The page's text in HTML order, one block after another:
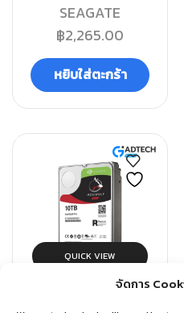
จัดการ
SEAGATE
฿2,265.00
หยิบใส่ตะกร้า
QUICK VIEW